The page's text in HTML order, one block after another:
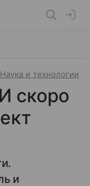
Наука и технологии
скоро
и